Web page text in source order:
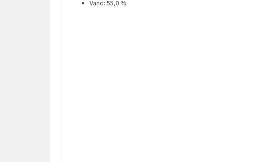
Vand: 55,0 %